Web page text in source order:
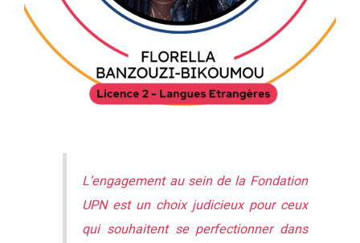
L’engagement au sein de la Fondation
UPN est un choix judicieux pour ceux
qui souhaitent se perfectionner dans